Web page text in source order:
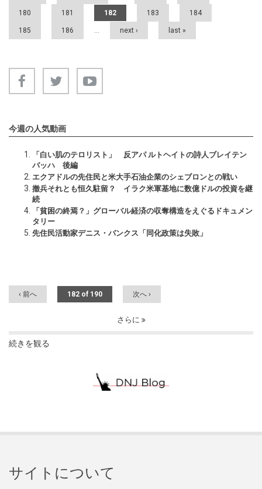
180 181 182 183 184
185 186 … next › last »
今週の人気動画
「白い肌のテロリスト」 反アパ ルトヘイトの詩人ブレイテン
バッハ 後編
エクアドルの先住民と米大手石油企業のシェブロンとの戦い
撤兵それとも恒久駐留？ イラク米軍基地に数億ドルの投資を継
続
「貧困の終焉？」グローバル経済の収奪構造をえぐるドキュメン
タリー
先住民活動家デニス・バンクス「同化政策は失敗」
‹ 前へ 182 of 190 次へ ›
さらに
続きを観る
サイトについて